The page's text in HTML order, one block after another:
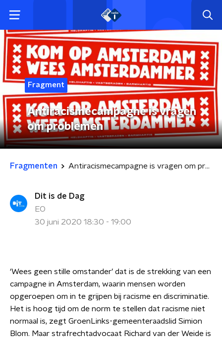
Fragment
Antiracismecampagne is vragen
om problemen
Fragmenten Antiracismecampagne is vragen om problemen
Dit is de Dag
EO
30 juni 2020 18:30 - 19:00
‘Wees geen stille omstander’ dat is de strekking van een
campagne in Amsterdam, waarin mensen worden
opgeroepen om in te grijpen bij racisme en discriminatie.
Het is hoog tijd om de norm te stellen dat racisme niet
normaal is, zegt GroenLinks-gemeenteraadslid Simion
Blom. Maar strafrechtadvocaat Richard van der Weide is